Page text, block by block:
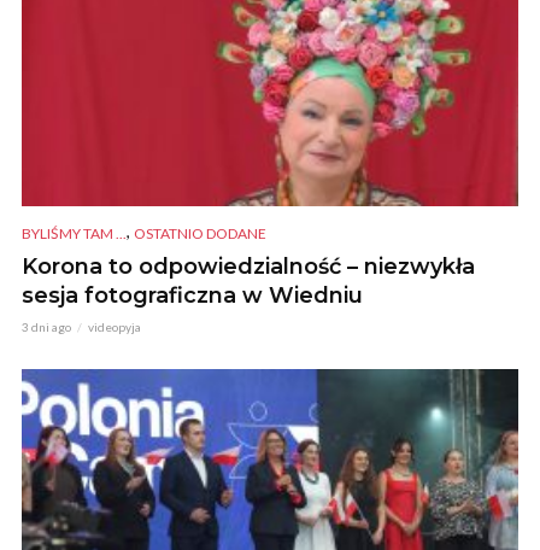
BYLIŚMY TAM ... , OSTATNIO DODANE
Korona to odpowiedzialność – niezwykła
sesja fotograficzna w Wiedniu
3 dni ago videopyja